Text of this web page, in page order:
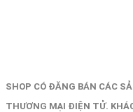
SHOP CÓ ĐĂNG BÁN CÁC
THƯƠNG MẠI ĐIỆN TỬ.